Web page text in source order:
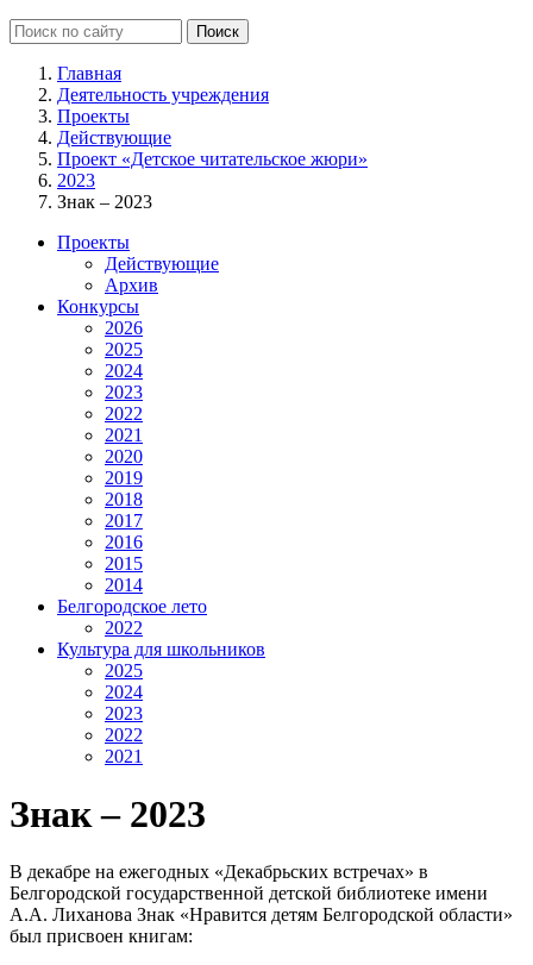
Главная
Деятельность учреждения
Проекты
Действующие
Проект «Детское читательское жюри»
2023
Знак – 2023
Проекты
Действующие
Архив
Конкурсы
2026
2025
2024
2023
2022
2021
2020
2019
2018
2017
2016
2015
2014
Белгородское лето
2022
Культура для школьников
2025
2024
2023
2022
2021
Знак – 2023
В декабре на ежегодных «Декабрьских встречах» в
Белгородской государственной детской библиотеке имени
А.А. Лиханова Знак «Нравится детям Белгородской области»
был присвоен книгам: